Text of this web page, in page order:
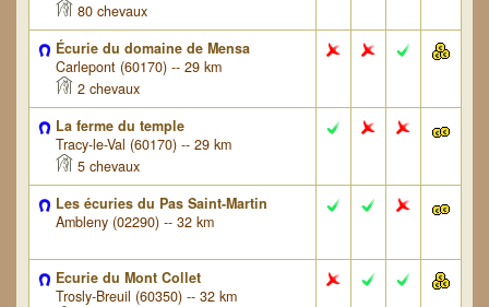
80 chevaux
Écurie du domaine de Mensa
Carlepont (60170) -- 29 km
2 chevaux
La ferme du temple
Tracy-le-Val (60170) -- 29 km
5 chevaux
Les écuries du Pas Saint-Martin
Ambleny (02290) -- 32 km
Ecurie du Mont Collet
Trosly-Breuil (60350) -- 32 km